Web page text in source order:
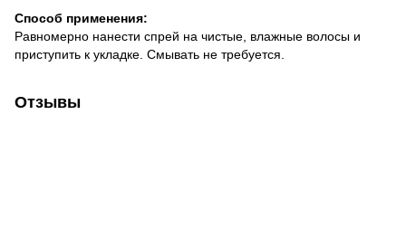
Способ применения:
Равномерно нанести спрей на чистые, влажные волосы и
приступить к укладке. Смывать не требуется.
Отзывы